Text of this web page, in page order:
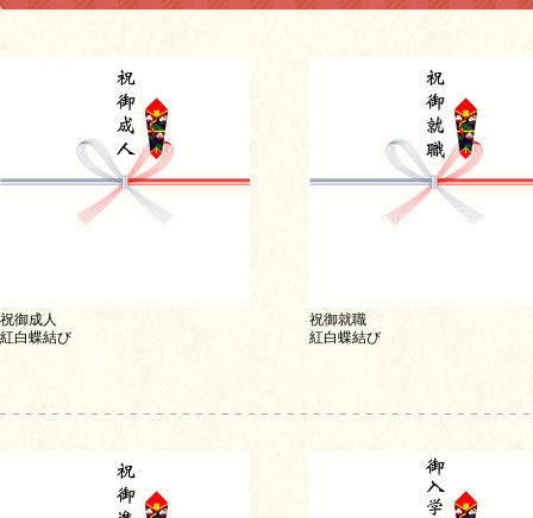
祝御成人
紅白蝶結び
祝御就職
紅白蝶結び